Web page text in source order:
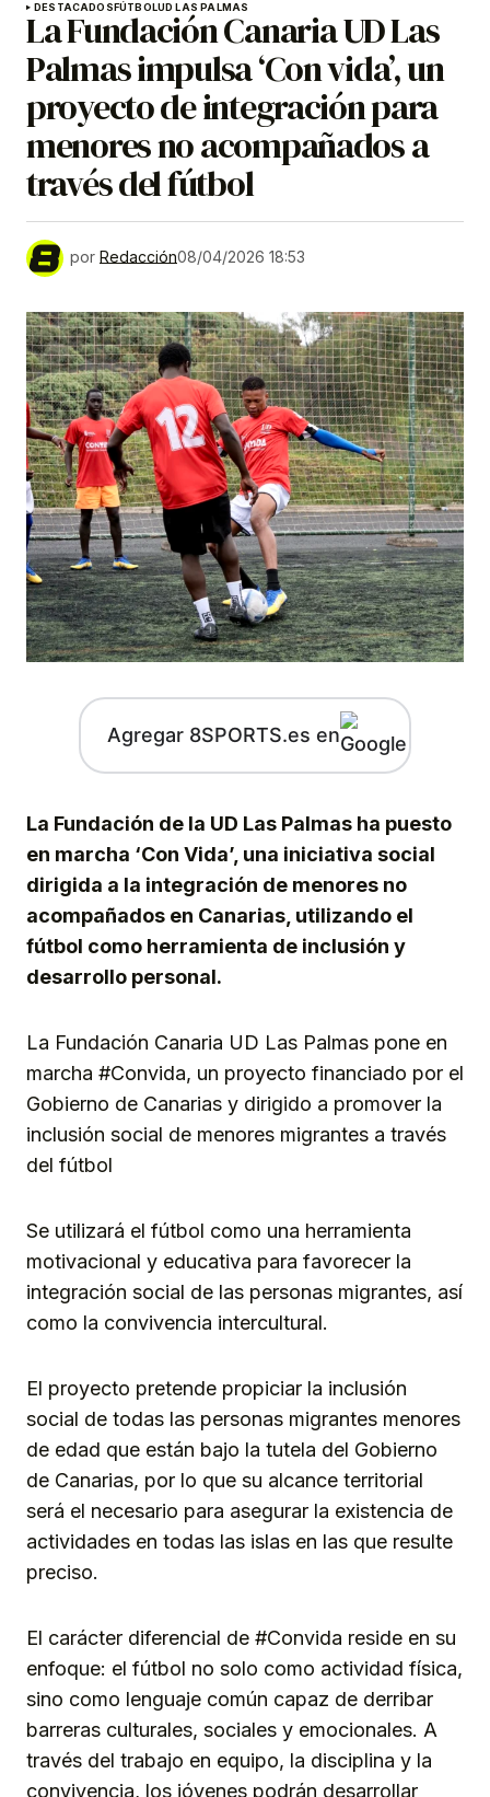
DESTACADOSFÚTBOLUD LAS PALMAS
La Fundación Canaria UD Las
Palmas impulsa ‘Con vida’, un
proyecto de integración para
menores no acompañados a
través del fútbol
por Redacción08/04/2026 18:53
Agregar 8SPORTS.es en
La Fundación de la UD Las Palmas ha puesto
en marcha ‘Con Vida’, una iniciativa social
dirigida a la integración de menores no
acompañados en Canarias, utilizando el
fútbol como herramienta de inclusión y
desarrollo personal.
La Fundación Canaria UD Las Palmas pone en
marcha #Convida, un proyecto financiado por el
Gobierno de Canarias y dirigido a promover la
inclusión social de menores migrantes a través
del fútbol
Se utilizará el fútbol como una herramienta
motivacional y educativa para favorecer la
integración social de las personas migrantes, así
como la convivencia intercultural.
El proyecto pretende propiciar la inclusión
social de todas las personas migrantes menores
de edad que están bajo la tutela del Gobierno
de Canarias, por lo que su alcance territorial
será el necesario para asegurar la existencia de
actividades en todas las islas en las que resulte
preciso.
El carácter diferencial de #Convida reside en su
enfoque: el fútbol no solo como actividad física,
sino como lenguaje común capaz de derribar
barreras culturales, sociales y emocionales. A
través del trabajo en equipo, la disciplina y la
convivencia, los jóvenes podrán desarrollar